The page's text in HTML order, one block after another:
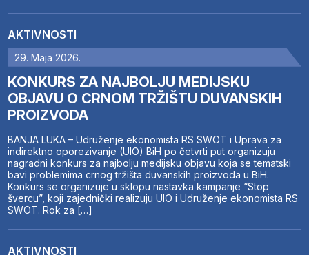
AKTIVNOSTI
29. Maja 2026.
KONKURS ZA NAJBOLJU MEDIJSKU
OBJAVU O CRNOM TRŽIŠTU DUVANSKIH
PROIZVODA
BANJA LUKA – Udruženje ekonomista RS SWOT i Uprava za
indirektno oporezivanje (UIO) BiH po četvrti put organizuju
nagradni konkurs za najbolju medijsku objavu koja se tematski
bavi problemima crnog tržišta duvanskih proizvoda u BiH.
Konkurs se organizuje u sklopu nastavka kampanje “Stop
švercu”, koji zajednički realizuju UIO i Udruženje ekonomista RS
SWOT. Rok za […]
AKTIVNOSTI